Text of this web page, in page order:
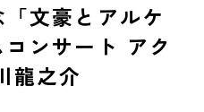
文豪とアルケ
ンサート アク
龍之介